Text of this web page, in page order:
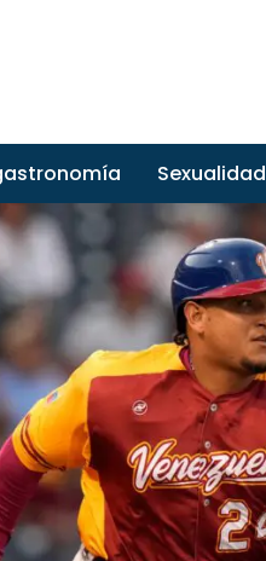
Sexualidad